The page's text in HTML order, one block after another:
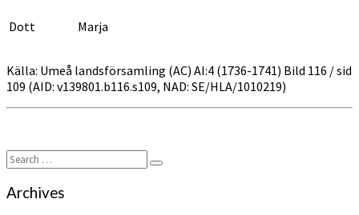
Dott Marja
Källa: Umeå landsförsamling (AC) AI:4 (1736-1741) Bild 116 / sid
109 (AID: v139801.b116.s109, NAD: SE/HLA/1010219)
Search
for:
Search
Archives